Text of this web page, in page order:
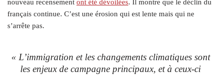
nouveau recensement ont été dévoilées. Il montre que le déclin du
français continue. C’est une érosion qui est lente mais qui ne
s’arrête pas.
« L’immigration et les changements climatiques sont
les enjeux de campagne principaux, et à ceux-ci